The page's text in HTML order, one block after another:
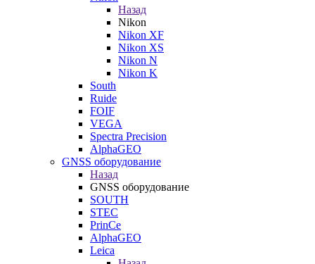
Назад
Nikon
Nikon XF
Nikon XS
Nikon N
Nikon K
South
Ruide
FOIF
VEGA
Spectra Precision
AlphaGEO
GNSS оборудование
Назад
GNSS оборудование
SOUTH
STEC
PrinCe
AlphaGEO
Leica